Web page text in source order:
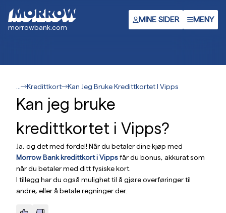
hovedinnhold
morrowbank.com
MINE SIDER MENY
Kredittkort Kan Jeg Bruke Kredittkortet I Vipps
Kan jeg bruke
kredittkortet i Vipps?
Ja, og det med fordel! Når du betaler dine kjøp med
Morrow Bank kredittkort i Vippsfår du bonus, akkurat som
når du betaler med ditt fysiske kort.
I tillegg har du også mulighet til å gjøre overføringer til
andre, eller å betale regninger der.